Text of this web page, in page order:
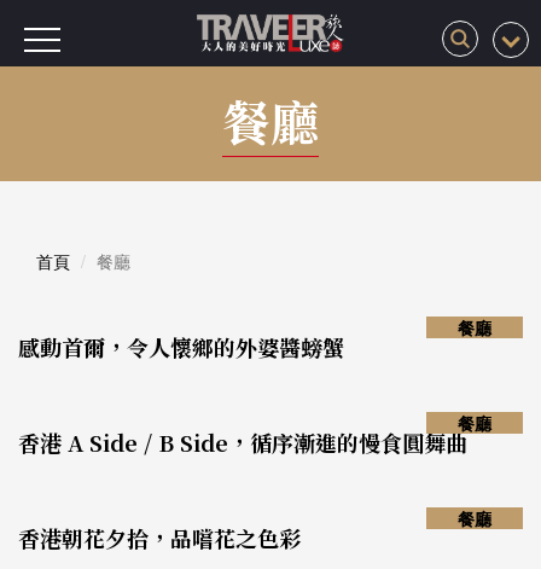
餐廳
首頁 餐廳
感動首爾，令人懷鄉的外婆醬螃蟹
餐廳
香港 A Side / B Side，循序漸進的慢食圓舞曲
餐廳
香港朝花夕拾，品嚐花之色彩
餐廳